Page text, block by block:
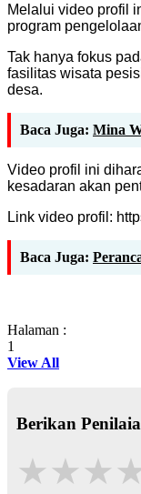
Melalui video profil
program
Tak hanya fokus
fasilitas wisata
desa.
Baca Juga: Mina
Video profil ini
kesadaran akan
Link video profil:
Baca Juga:
Halaman :
1
View All
Berikan
★★★